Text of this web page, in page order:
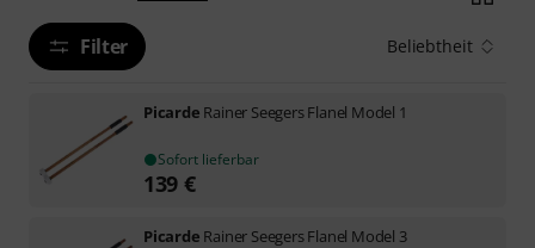
Filter Beliebtheit
Picarde Rainer Seegers Flanel Model 1
Sofort lieferbar
139 €
Picarde Rainer Seegers Flanel Model 3